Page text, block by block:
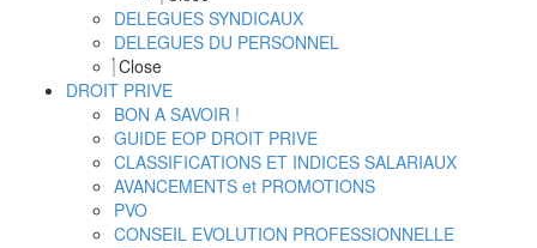
DELEGUES SYNDICAUX
DELEGUES DU PERSONNEL
Close
DROIT PRIVE
BON A SAVOIR !
GUIDE EOP DROIT PRIVE
CLASSIFICATIONS ET INDICES SALARIAUX
AVANCEMENTS et PROMOTIONS
PVO
CONSEIL EVOLUTION PROFESSIONNELLE